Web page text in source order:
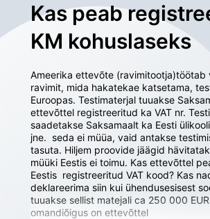
Kas peab
KM kohuslaseks
Ameerika ettevõte (ravimitootja)töötab
ravimit, mida hakatekae katsetama,
Euroopas. Testimaterjal tuuakse
ettevõttel registreeritud ka VAT nr.
saadetakse Saksamaalt ka Eesti
jne.  seda ei müüa, vaid antakse
tasuta. Hiljem proovide jäägid
müüki Eestis ei toimu. Kas ettevõttel
Eestis  registreeritud VAT kood? Kas
deklareerima siin kui ühendusesisest
tuuakse sellist matejali ca 250 000
omandiõigus on ettevõttel